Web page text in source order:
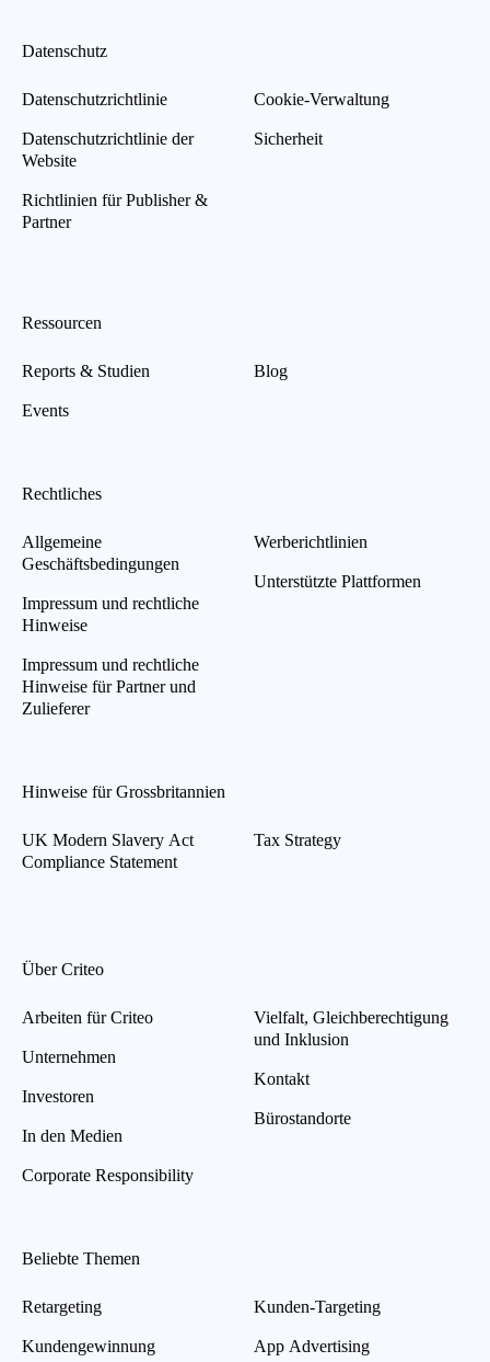
Datenschutz
Datenschutzrichtlinie
Datenschutzrichtlinie der
Website
Richtlinien für Publisher &
Partner
Cookie-Verwaltung
Sicherheit
Ressourcen
Reports & Studien
Events
Blog
Rechtliches
Allgemeine
Geschäftsbedingungen
Impressum und rechtliche
Hinweise
Impressum und rechtliche
Hinweise für Partner und
Zulieferer
Werberichtlinien
Unterstützte Plattformen
Hinweise für Grossbritannien
UK Modern Slavery Act
Compliance Statement
Tax Strategy
Über Criteo
Arbeiten für Criteo
Unternehmen
Investoren
In den Medien
Corporate Responsibility
Vielfalt, Gleichberechtigung
und Inklusion
Kontakt
Bürostandorte
Beliebte Themen
Retargeting
Kundengewinnung
Kunden-Targeting
App Advertising